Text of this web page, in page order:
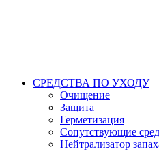
СРЕДСТВА ПО УХОДУ
Очищение
Защита
Герметизация
Сопутствующие
Нейтрализатор